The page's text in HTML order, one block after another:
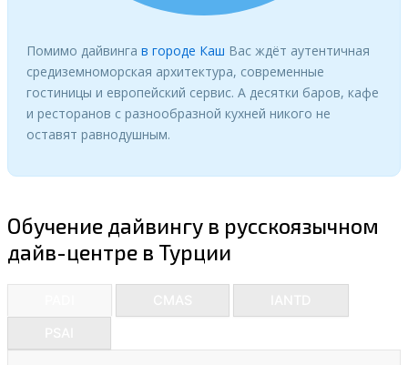
Помимо дайвинга в городе Каш Вас ждёт аутентичная
средиземноморская архитектура, современные
гостиницы и европейский сервис. А десятки баров, кафе
и ресторанов с разнообразной кухней никого не
оставят равнодушным.
Обучение дайвингу в русскоязычном
дайв-центре в Турции